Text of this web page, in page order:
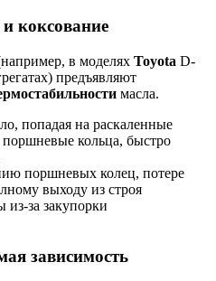
коксование
в моделях Toyota D-
предъявляют
масла.
попадая на раскаленные
кольца, быстро
поршневых колец, потере
выходу из строя
из-за закупорки
зависимость